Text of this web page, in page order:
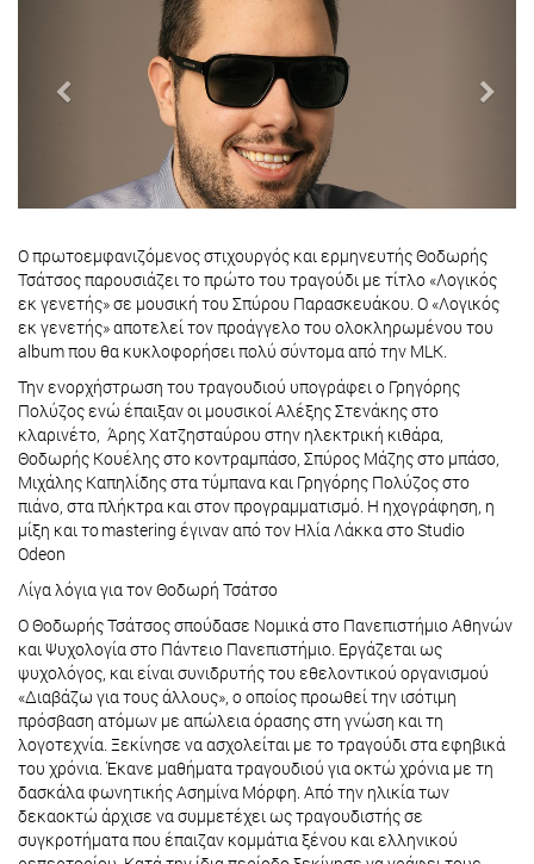
Ο πρωτοεμφανιζόμενος στιχουργός και ερμηνευτής Θοδωρής
Τσάτσος παρουσιάζει το πρώτο του τραγούδι με τίτλο «Λογικός
εκ γενετής» σε μουσική του Σπύρου Παρασκευάκου. Ο «Λογικός
εκ γενετής» αποτελεί τον προάγγελο του ολοκληρωμένου του
album που θα κυκλοφορήσει πολύ σύντομα από την MLK.
Την ενορχήστρωση του τραγουδιού υπογράφει ο Γρηγόρης
Πολύζος ενώ έπαιξαν οι μουσικοί Αλέξης Στενάκης στο
κλαρινέτο, Άρης Χατζησταύρου στην ηλεκτρική κιθάρα,
Θοδωρής Κουέλης στο κοντραμπάσο, Σπύρος Μάζης στο μπάσο,
Μιχάλης Καπηλίδης στα τύμπανα και Γρηγόρης Πολύζος στο
πιάνο, στα πλήκτρα και στον προγραμματισμό. Η ηχογράφηση, η
μίξη και το mastering έγιναν από τον Ηλία Λάκκα στο Studio
Odeon
Λίγα λόγια για τον Θοδωρή Τσάτσο
Ο Θοδωρής Τσάτσος σπούδασε Νομικά στο Πανεπιστήμιο Αθηνών
και Ψυχολογία στο Πάντειο Πανεπιστήμιο. Εργάζεται ως
ψυχολόγος, και είναι συνιδρυτής του εθελοντικού οργανισμού
«Διαβάζω για τους άλλους», ο οποίος προωθεί την ισότιμη
πρόσβαση ατόμων με απώλεια όρασης στη γνώση και τη
λογοτεχνία. Ξεκίνησε να ασχολείται με το τραγούδι στα εφηβικά
του χρόνια. Έκανε μαθήματα τραγουδιού για οκτώ χρόνια με τη
δασκάλα φωνητικής Ασημίνα Μόρφη. Από την ηλικία των
δεκαοκτώ άρχισε να συμμετέχει ως τραγουδιστής σε
συγκροτήματα που έπαιζαν κομμάτια ξένου και ελληνικού